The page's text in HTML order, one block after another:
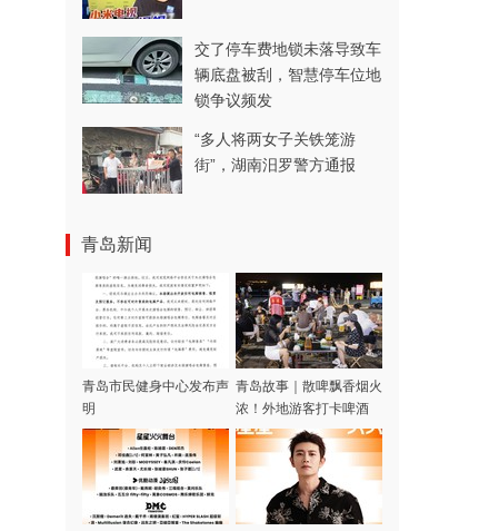
交了停车费地锁未落导致车
辆底盘被刮，智慧停车位地
锁争议频发
“多人将两女子关铁笼游
街”，湖南汨罗警方通报
青岛新闻
青岛市民健身中心发布声
明
青岛故事｜散啤飘香烟火
浓！外地游客打卡啤酒
屋，一场生日邂逅暖心合
唱